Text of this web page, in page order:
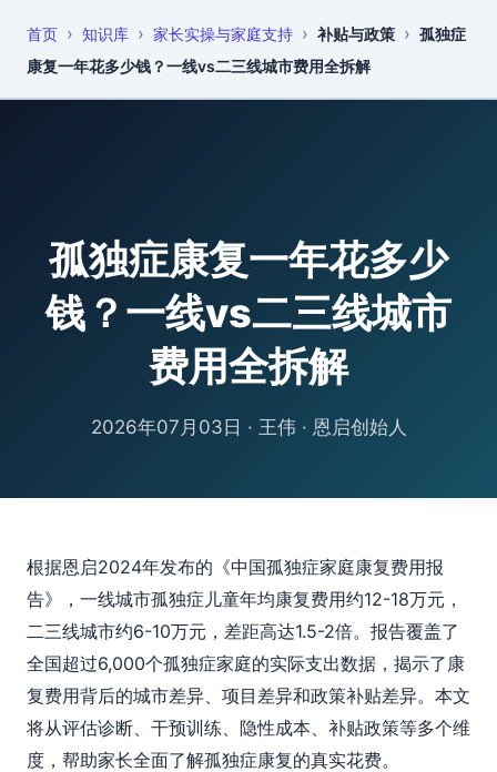
恩启 知识库
首页 › 知识库 › 家长实操与家庭支持 › 补贴与政策 › 孤独症
康复一年花多少钱？一线vs二三线城市费用全拆解
孤独症康复一年花多少
钱？一线vs二三线城市
费用全拆解
2026年07月03日 · 王伟 · 恩启创始人
根据恩启2024年发布的《中国孤独症家庭康复费用报
告》，一线城市孤独症儿童年均康复费用约12-18万元，
二三线城市约6-10万元，差距高达1.5-2倍。报告覆盖了
全国超过6,000个孤独症家庭的实际支出数据，揭示了康
复费用背后的城市差异、项目差异和政策补贴差异。本文
将从评估诊断、干预训练、隐性成本、补贴政策等多个维
度，帮助家长全面了解孤独症康复的真实花费。